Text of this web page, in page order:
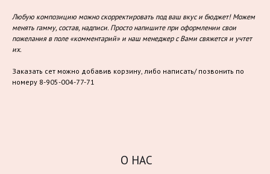
Любую композицию можно скорректировать под ваш вкус и бюджет! Можем
менять гамму, состав, надписи. Просто напишите при оформлении свои
пожелания в поле «комментарий» и наш менеджер с Вами свяжется и учтет
их.
Заказать сет можно добавив корзину, либо написать/ позвонить по
номеру 8-905-004-77-71
О НАС